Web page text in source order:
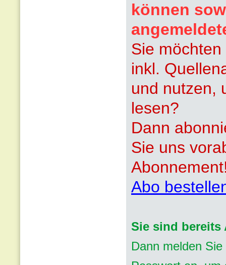
können
Sie
inkl.
und nutzen,
lesen?
Dann
Sie uns
Abo
Sie sind bereits
Dann melden